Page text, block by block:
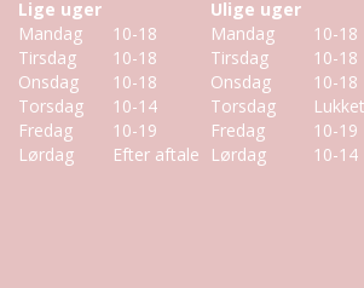
Lige uger
Ulige uger
Mandag
10-18 Mandag
10-18
Tirsdag
10-18 Tirsdag
10-18
Onsdag
10-18 Onsdag
10-18
Torsdag
10-14 Torsdag
Lukket
Fredag
10-19 Fredag
10-19
Lørdag
Efter aftale Lørdag 10-14